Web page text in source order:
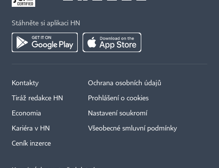
Stáhněte si aplikaci HN
Kontakty
Tiráž redakce HN
Economia
Kariéra v HN
Ceník inzerce
Ochrana osobních údajů
Prohlášení o cookies
Nastavení soukromí
Všeobecné smluvní podmínky